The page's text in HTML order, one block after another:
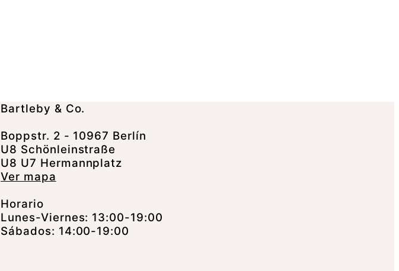
Bartleby & Co.
Boppstr. 2 - 10967 Berlín
U8 Schönleinstraße
U8 U7 Hermannplatz
Ver mapa
Horario
Lunes-Viernes: 13:00-19:00
Sábados: 14:00-19:00